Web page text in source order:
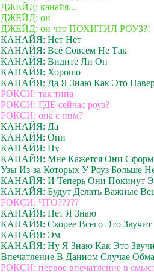
ДЖЕЙД: канайя...
ДЖЕЙД: он
ДЖЕЙД: он что ПОХИТИЛ РОУЗ?!
КАНАЙЯ: Нет Нет
КАНАЙЯ: Всё Совсем Не Так
КАНАЙЯ: Видите Ли Он
КАНАЙЯ: Хорошо
КАНАЙЯ: Да Я Знаю Как Это
РОКСИ: так типа
РОКСИ: ГДЕ сейчас роуз?
РОКСИ: она с ним?
КАНАЙЯ: Да
КАНАЙЯ: Они
КАНАЙЯ: Ну
КАНАЙЯ: Мне Кажется Они
Узы Из-за Которых У Роуз Больше
КАНАЙЯ: И Теперь Они Покинут
КАНАЙЯ: Будут Делать Важные
РОКСИ: ЧТО?????
КАНАЙЯ: Нет Я Знаю
КАНАЙЯ: Скорее Всего Это Звучит
КАНАЙЯ: Эм
КАНАЙЯ: Ну Я Знаю Как Это
Впечатление В Данном Случае
РОКСИ: первое впечатление в